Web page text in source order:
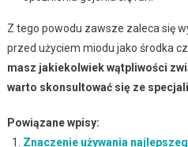
Z tego powodu zawsze zaleca się
przed użyciem miodu jako środka
masz jakiekolwiek wątpliwości
warto skonsultować się ze
Powiązane wpisy:
Znaczenie używania